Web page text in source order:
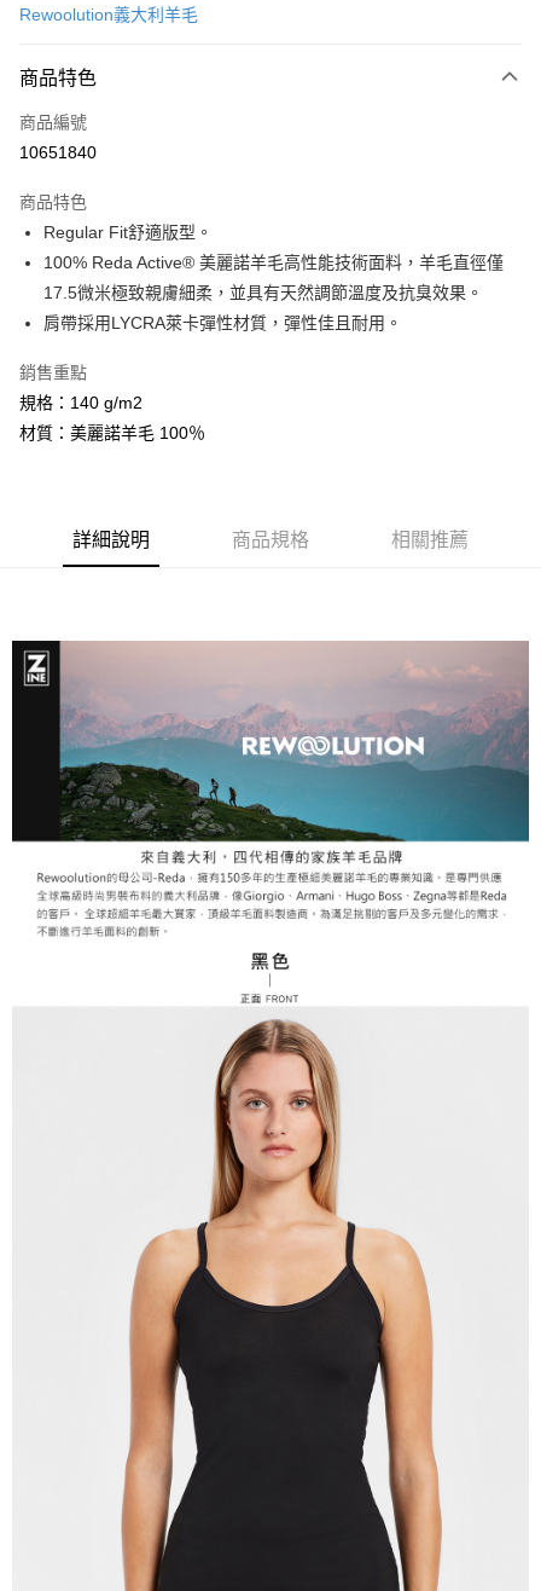
LINE Pay
Apple Pay
悠遊付
Google Pay
全盈+PAY
相關說明
【關於「AFTEE先享後付」】
AFTEE先享後付是「在收到商品之後才付款」的支付方式。 讓您購物簡單
３．收到繳費通知簡訊後14天內，點擊此簡訊中的連結，可透過四大超商／
ATM／網路銀行／等多元方式進行付款，方視為交易完成。
※ 請注意：結帳手續完成當下不需立刻繳費，但若您需要取消訂單，請聯絡
購買商品的店家。未經商家同意取消之訂單仍視為有效，需透過AFTEE先享
後付繳納相關費用。
※ 交易是否成功請以「AFTEE先享後付 」之結帳頁面顯示為準，若有關於
是否繳費成功／繳費後需取消欲退款等相關疑問，請聯繫「AFTEE先享後付
客戶支援中心」https://netprotections.freshdesk.com/support/home
【注意事項】
１．透過由恩沛科技股份有限公司提供之「AFTEE先享後付」服務完成之交
易，需依本服務之必要範圍內提供個人資料，並將交易相關給付款項請求債
權轉讓予恩沛科技股份有限公司。
２．關於個人資料處理事宜，請瀏覽以下網址：
３．未成年的使用者請事先徵得法定代理人或監護人之同意方可使用
「AFTEE先享後付」，若未經同意申辦者引起之損失，本公司不負相關責
４．使用「AFTEE先享後付」時，將依據個別帳號之用戶狀況，依本公司即
時審查核予不同之上限額度；若仍有額度不足之情形，本公司將視審查結果
５．嚴禁一人註冊多個帳號或使用他人資訊註冊。若發現惡意使用之情形，
恩沛科技股份有限公司將有權停止該用戶之使用額度並採取法律行動。
ATM付款
每筆NT$60，滿NT$599(含以上)免運費
萊爾富取貨付款
每筆NT$60，滿NT$799(含以上)免運費
付款後萊爾富取貨
每筆NT$60，滿NT$799(含以上)免運費
7-11取貨付款
每筆NT$60，滿NT$799(含以上)免運費
付款後7-11取貨
每筆NT$60，滿NT$799(含以上)免運費
每筆NT$70，滿NT$799(含以上)免運費
Rewoolution義大利羊毛
商品特色
商品編號
10651840
商品特色
Regular Fit舒適版型。
100% Reda Active® 美麗諾羊毛高性能技術面料，羊毛直徑僅
17.5微米極致親膚細柔，並具有天然調節溫度及抗臭效果。
肩帶採用LYCRA萊卡彈性材質，彈性佳且耐用。
銷售重點
規格：140 g/m2
材質：美麗諾羊毛 100％
詳細說明 商品規格 相關推薦